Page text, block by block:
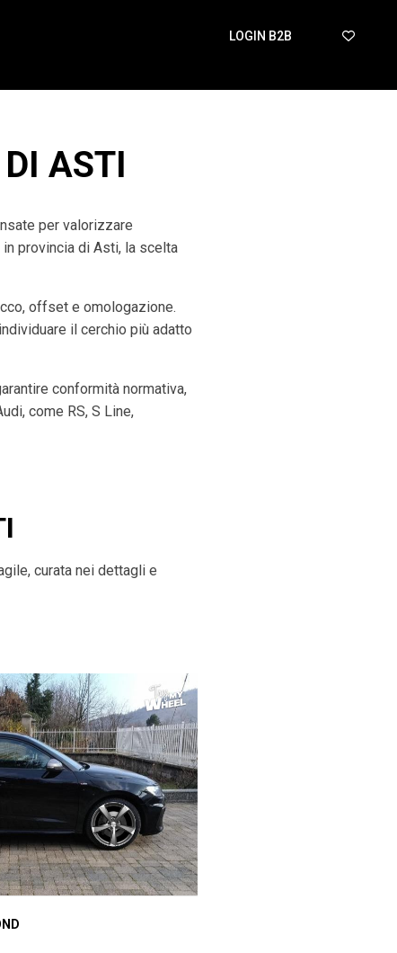
LOGIN B2B
ASTI
per valorizzare
provincia di Asti, la scelta
offset e omologazione.
il cerchio più adatto
conformità normativa,
come RS, S Line,
curata nei dettagli e